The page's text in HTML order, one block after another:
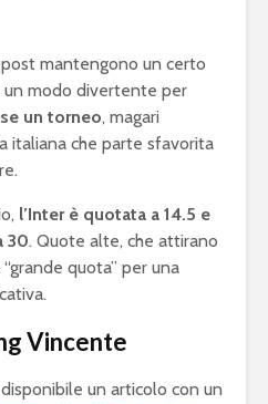
mantengono un certo
un modo divertente per
un torneo, magari
italiana che parte sfavorita
l’Inter è quotata a 14.5 e
30. Quote alte, che attirano
quota” per una
Vincente
un articolo con un